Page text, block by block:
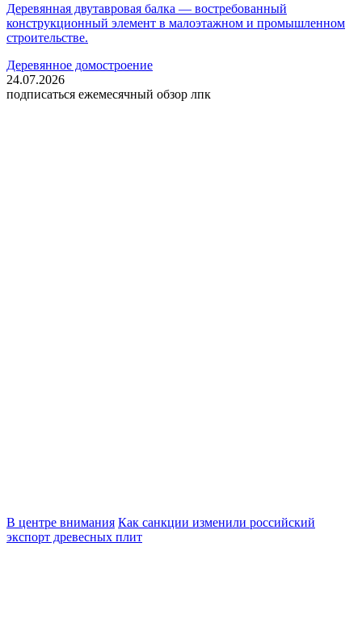
Деревянная двутавровая балка — востребованный
конструкционный элемент в малоэтажном и промышленном
строительстве.
Деревянное домостроение
24.07.2026
подписаться ежемесячный обзор лпк
В центре внимания Как санкции изменили российский
экспорт древесных плит